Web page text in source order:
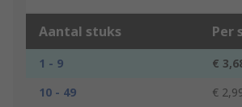
Aantal stuks Per
1 - 9
€
10 - 49
€